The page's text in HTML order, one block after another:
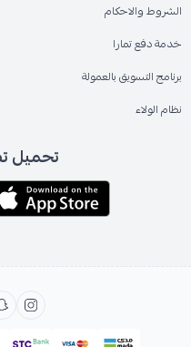
الشروط والاحكام
خدمة دفع تمارا
برنامج التسويق بالعمولة
نظام الولاء
تحميل